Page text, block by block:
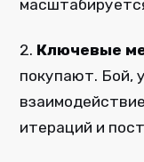
2. Ключевые
покупают. Бой,
итераций и